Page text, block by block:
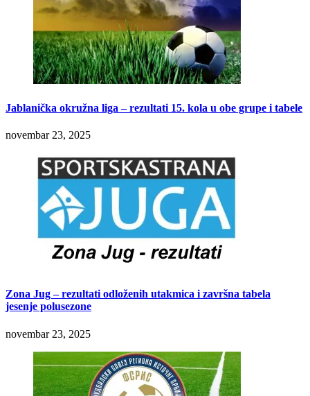
Jablanička okružna liga – rezultati 15. kola u obe grupe i tabele
novembar 23, 2025
Zona Jug – rezultati odloženih utakmica i završna tabela
jesenje polusezone
novembar 23, 2025